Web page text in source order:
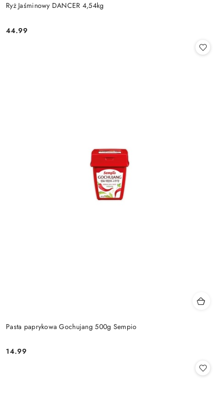
Ryż Jaśminowy DANCER 4,54kg
Cena:
44.99
Pasta paprykowa Gochujang 500g Sempio
Cena:
14.99